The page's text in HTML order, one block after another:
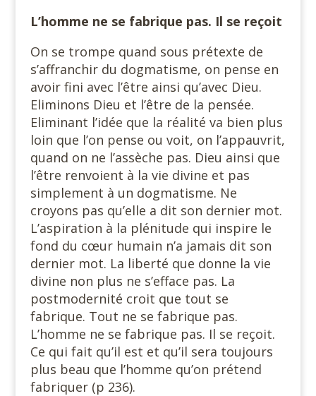
L’homme ne se fabrique pas. Il se reçoit
On se trompe quand sous prétexte de
s’affranchir du dogmatisme, on pense en
avoir fini avec l’être ainsi qu’avec Dieu.
Eliminons Dieu et l’être de la pensée.
Eliminant l’idée que la réalité va bien plus
loin que l’on pense ou voit, on l’appauvrit,
quand on ne l’assèche pas. Dieu ainsi que
l’être renvoient à la vie divine et pas
simplement à un dogmatisme. Ne
croyons pas qu’elle a dit son dernier mot.
L’aspiration à la plénitude qui inspire le
fond du cœur humain n’a jamais dit son
dernier mot. La liberté que donne la vie
divine non plus ne s’efface pas. La
postmodernité croit que tout se
fabrique. Tout ne se fabrique pas.
L’homme ne se fabrique pas. Il se reçoit.
Ce qui fait qu’il est et qu’il sera toujours
plus beau que l’homme qu’on prétend
fabriquer (p 236).